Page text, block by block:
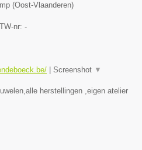
(Oost-Vlaanderen)
nr: -
Screenshot ▼
herstellingen ,eigen atelier